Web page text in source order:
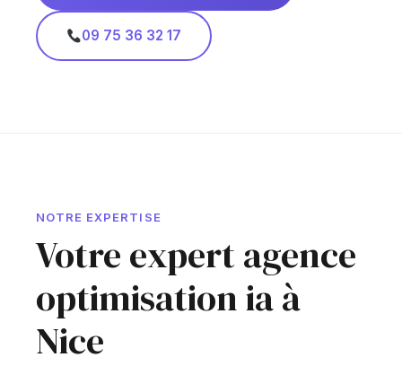
09 75 36 32 17
NOTRE EXPERTISE
Votre expert agence
optimisation ia à
Nice